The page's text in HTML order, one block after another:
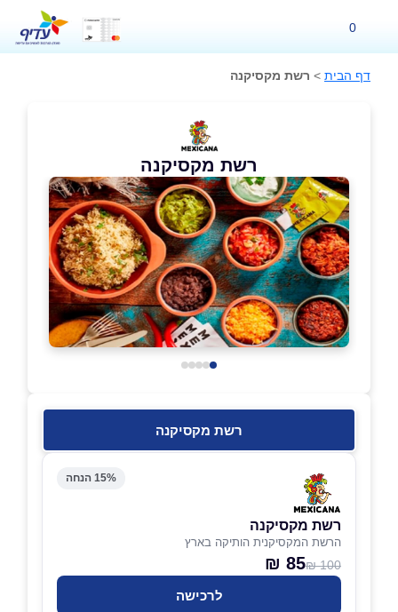
0
דף הבית > רשת מקסיקנה
רשת מקסיקנה
רשת מקסיקנה
15% הנחה
רשת מקסיקנה
הרשת המקסיקנית הותיקה בארץ
100 ₪
85 ₪
לרכישה